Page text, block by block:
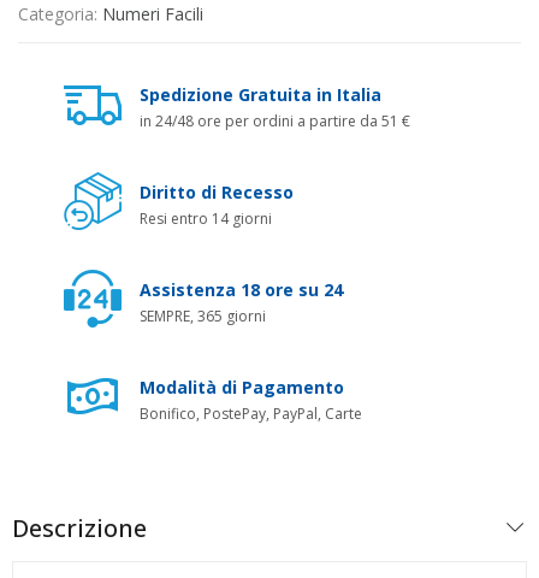
Categoria: Numeri Facili
Spedizione Gratuita in Italia
in 24/48 ore per ordini a partire da 51 €
Diritto di Recesso
Resi entro 14 giorni
Assistenza 18 ore su 24
SEMPRE, 365 giorni
Modalità di Pagamento
Bonifico, PostePay, PayPal, Carte
Descrizione